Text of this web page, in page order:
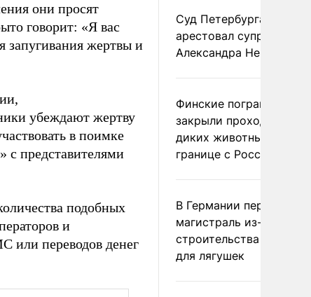
они просят
говорит: «Я вас
запугивания жертвы и
убеждают жертву
в поимке
с представителями
подобных
и
или переводов денег
Суд Петербурга заочно
арестовал супругу
Александра Невзорова
Финские пограничники
закрыли проходы для
диких животных на
границе с Россией
В Германии перекрыли
магистраль из-за
строительства
для лягушек